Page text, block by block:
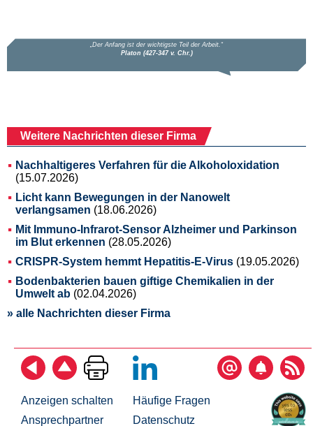
Weitere Nachrichten dieser Firma
Nachhaltigeres Verfahren für die Alkoholoxidation
(15.07.2026)
Licht kann Bewegungen in der Nanowelt
verlangsamen (18.06.2026)
Mit Immuno-Infrarot-Sensor Alzheimer und Parkinson
im Blut erkennen (28.05.2026)
CRISPR-System hemmt Hepatitis-E-Virus (19.05.2026)
Bodenbakterien bauen giftige Chemikalien in der
Umwelt ab (02.04.2026)
» alle Nachrichten dieser Firma
Anzeigen schalten
Ansprechpartner
Häufige Fragen
Datenschutz